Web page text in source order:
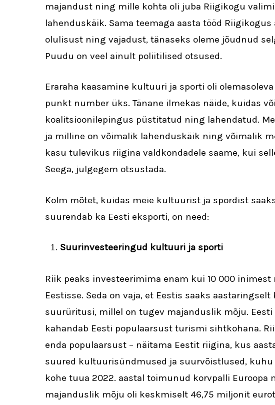
majandust ning mille kohta oli juba Riigikogu
lahenduskäik. Sama teemaga aasta tööd
olulisust ning vajadust, tänaseks oleme jõudnud
Puudu on veel ainult poliitilised otsused.
Eraraha kaasamine kultuuri ja sporti oli
punkt number üks. Tänane ilmekas näide, kuidas
koalitsioonilepingus püstitatud ning lahendatud.
ja milline on võimalik lahenduskäik ning võimalik
kasu tulevikus riigina valdkondadele saame, kui
Seega, julgegem otsustada.
Kolm mõtet, kuidas meie kultuurist ja spordist
suurendab ka Eesti eksporti, on need:
Suurinvesteeringud kultuuri ja sporti
Riik peaks investeerimima enam kui 10 000
Eestisse. Seda on vaja, et Eestis saaks
suurüritusi, millel on tugev majanduslik mõju. Eesti
kahandab Eesti populaarsust turismi sihtkohana.
enda populaarsust – näitama Eestit riigina, kus
suured kultuurisündmused ja suurvõistlused, kuhu
kohe tuua 2022. aastal toimunud korvpalli
majanduslik mõju oli keskmiselt 46,75 miljonit